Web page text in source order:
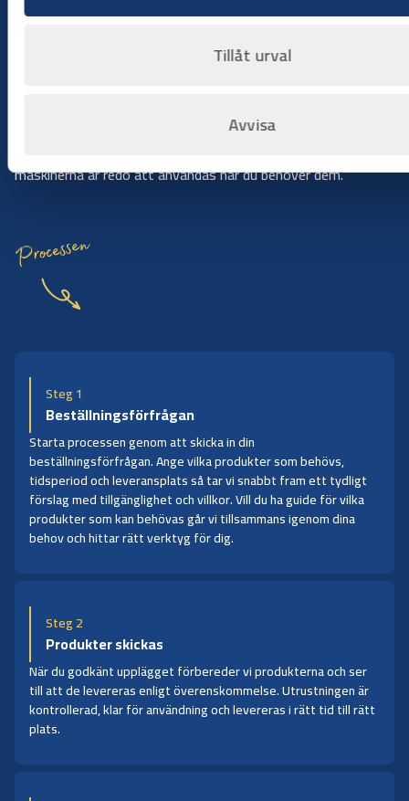
Tillåt urval
Avvisa
Hyr utrustning när arbetet kräver det, utan att binda kapital
maskinerna är redo att användas när du behöver dem.
Processen
Steg 1
Beställningsförfrågan
Starta processen genom att skicka in din
beställningsförfrågan. Ange vilka produkter som behövs,
tidsperiod och leveransplats så tar vi snabbt fram ett tydligt
förslag med tillgänglighet och villkor. Vill du ha guide för vilka
produkter som kan behövas går vi tillsammans igenom dina
behov och hittar rätt verktyg för dig.
Steg 2
Produkter skickas
När du godkänt upplägget förbereder vi produkterna och ser
till att de levereras enligt överenskommelse. Utrustningen är
kontrollerad, klar för användning och levereras i rätt tid till rätt
plats.